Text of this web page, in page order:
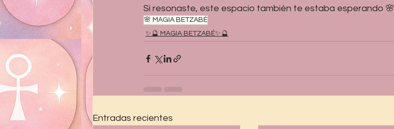
Si resonaste, este espacio también te estaba esperando 🌸
🌸 MAGIA BETZABÉ
✨🔮 MAGIA BETZABÉ✨🔮
Entradas recientes